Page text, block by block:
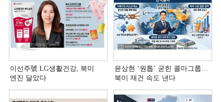
이선주號 LG생활건강, 북미
엔진 달았다
윤상현 ‘원톱ʼ 굳힌 콜마그룹…
북미 재건 속도 낸다